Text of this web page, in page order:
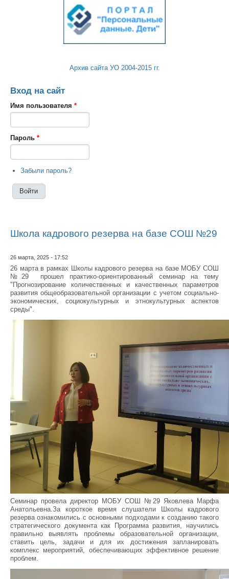
Архив сайта УО 2004-2015 гг.
Вход на сайт
Имя пользователя *
Пароль *
Забыли пароль?
Школа кадрового резерва на базе СОШ №29
26 марта, 2025 - 17:52
26 марта в рамках Школы кадрового резерва на базе МОБУ СОШ
№29 прошел практико-ориентированный семинар на тему
"Прогнозирование количественных и качественных параметров
развития общеобразовательной организации с учетом социально-
экономических, социокультурных и этнокультурных аспектов
среды".
Семинар провела директор МОБУ СОШ №29 Яковлева Марфа
Анатольевна.За короткое время слушатели Школы кадрового
резерва ознакомились с основными подходами к созданию такого
стратегического документа как Программа развития, научились
правильно выявлять проблемы образовательной организации,
ставить цель, задачи и для их достижения запланировать
комплекс мероприятий, обеспечивающих эффективное решение
проблем.